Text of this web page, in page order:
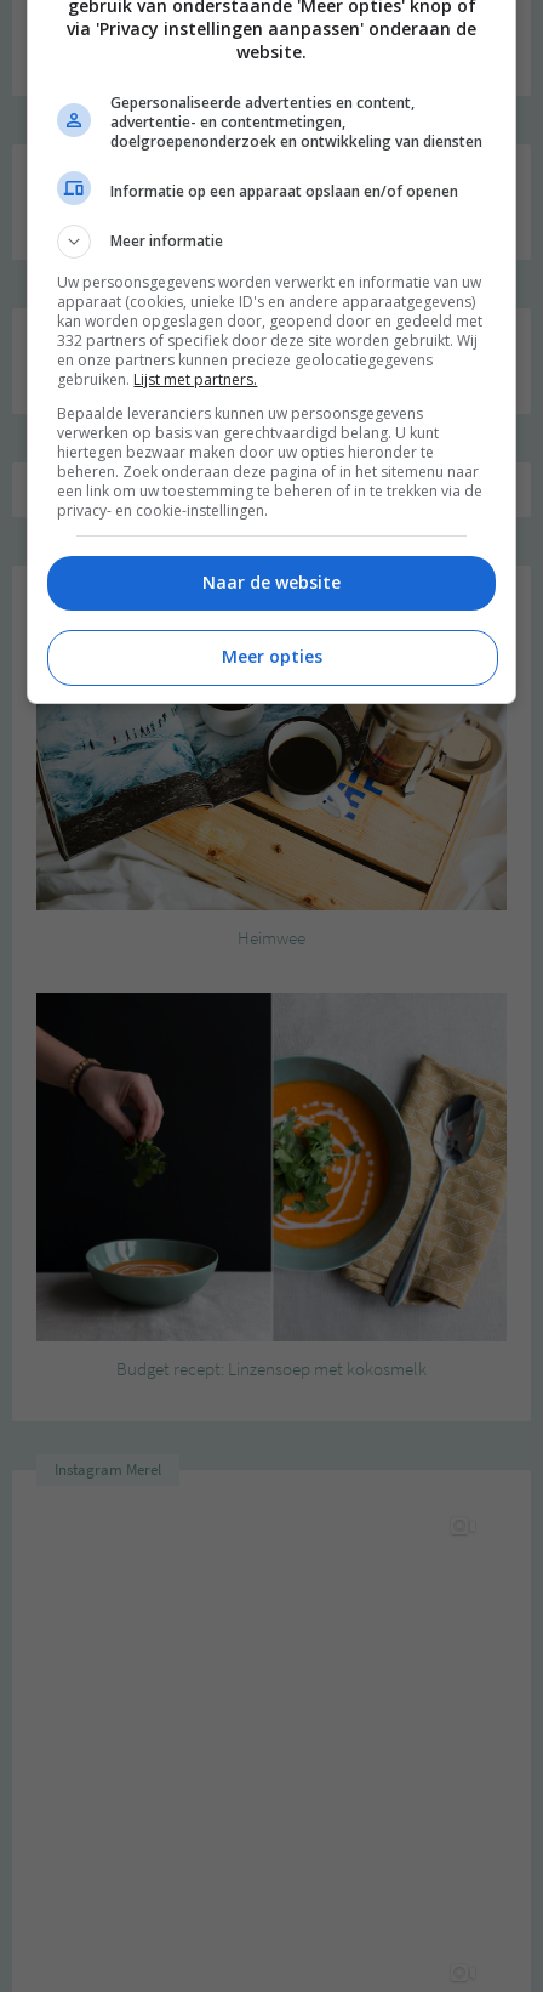
Hi, ik ben Merel! Ik neem je graag mee in mijn persoonlijke
onderzoek naar een duurzame en meer bewuste leefstijl.
Social media
Zoeken
naar:
Favoriet
Heimwee
Budget recept: Linzensoep met kokosmelk
Instagram Merel
gebruik van onderstaande 'Meer opties' knop of
via 'Privacy instellingen aanpassen' onderaan de
website.
Gepersonaliseerde advertenties en content,
advertentie- en contentmetingen,
doelgroepenonderzoek en ontwikkeling van diensten
Informatie op een apparaat opslaan en/of openen
Meer informatie
Uw persoonsgegevens worden verwerkt en informatie van uw
apparaat (cookies, unieke ID's en andere apparaatgegevens)
kan worden opgeslagen door, geopend door en gedeeld met
332 partners of specifiek door deze site worden gebruikt. Wij
en onze partners kunnen precieze geolocatiegegevens
gebruiken. Lijst met partners.
Bepaalde leveranciers kunnen uw persoonsgegevens
verwerken op basis van gerechtvaardigd belang. U kunt
hiertegen bezwaar maken door uw opties hieronder te
beheren. Zoek onderaan deze pagina of in het sitemenu naar
een link om uw toestemming te beheren of in te trekken via de
privacy- en cookie-instellingen.
Naar de website
Meer opties